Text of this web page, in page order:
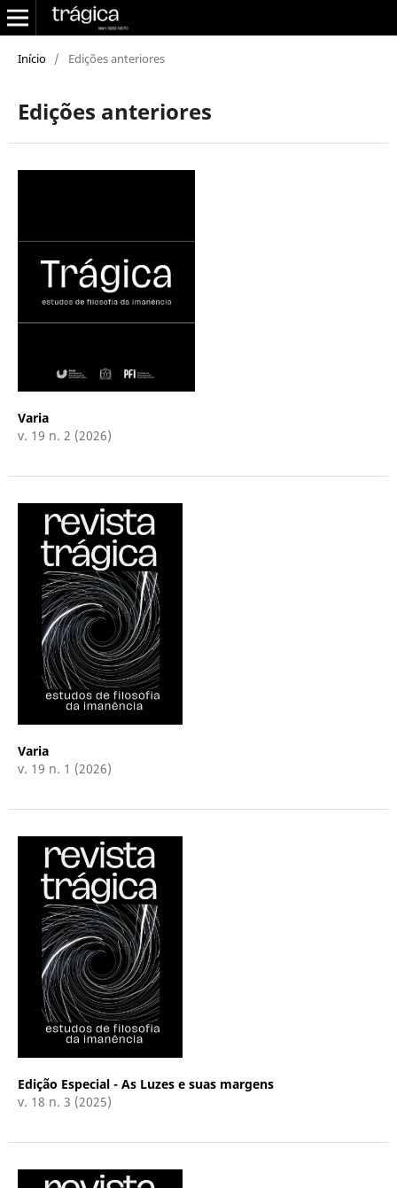
Início / Edições anteriores
Edições anteriores
Varia
v. 19 n. 2 (2026)
Varia
v. 19 n. 1 (2026)
Edição Especial - As Luzes e suas margens
v. 18 n. 3 (2025)